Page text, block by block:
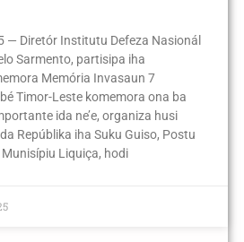
— Diretór Institutu Defeza Nasionál
Sarmento, partisipa iha
Memória Invasaun 7
Timor-Leste komemora ona ba
ida ne’e, organiza husi
Repúblika iha Suku Guiso, Postu
Liquiça, hodi